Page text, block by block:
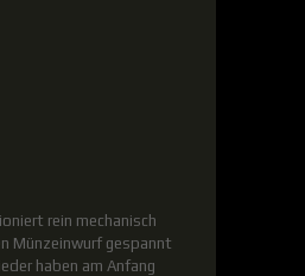
rein mechanisch
Münzeinwurf gespannt
haben am Anfang